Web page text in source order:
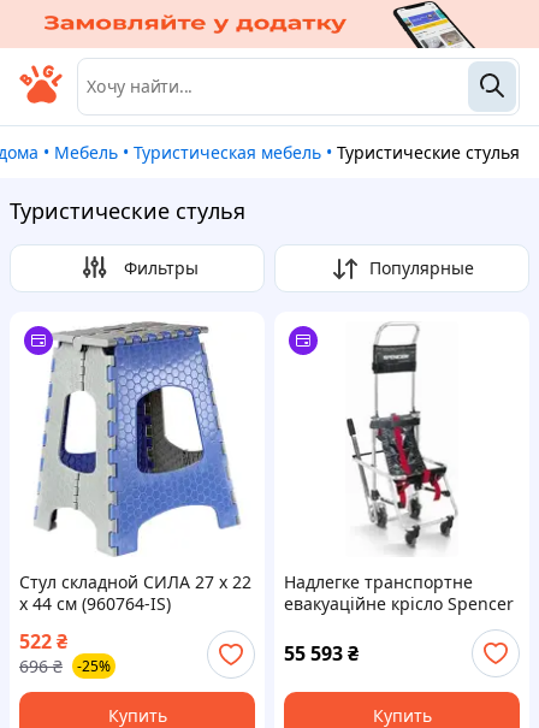
• Мебель • Туристическая мебель • Туристические стулья
Туристические стулья
Фильтры Популярные
Стул складной СИЛА 27 х 22
х 44 см (960764-IS)
522₴
696 ₴ -25%
Купить
Надлегке транспортне
евакуаційне крісло Spencer
горизонтальне та
транспортування вниз
55 593₴
Купить